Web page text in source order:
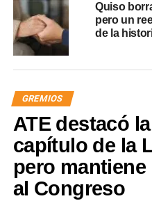
Quiso
pero un
de la
GREMIOS
ATE destacó
capítulo de la
pero
al Congreso